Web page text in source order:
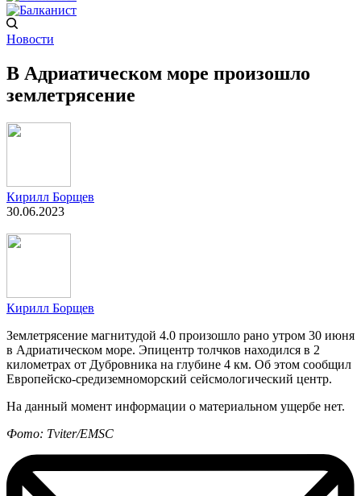
Новости
В Адриатическом море произошло
землетрясение
Кирилл Борщев
30.06.2023
Кирилл Борщев
Землетрясение магнитудой 4.0 произошло рано утром 30 июня
в Адриатическом море. Эпицентр толчков находился в 2
километрах от Дубровника на глубине 4 км. Об этом сообщил
Европейско-средиземноморский сейсмологический центр.
На данный момент информации о материальном ущербе нет.
Фото: Tviter/EMSC